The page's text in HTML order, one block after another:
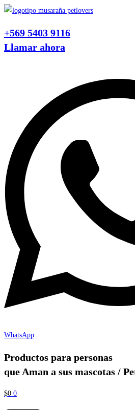
Ir
contenido
+569 5403 9116
Llamar ahora
WhatsApp
Productos para personas
que Aman a sus mascotas /
$0 0